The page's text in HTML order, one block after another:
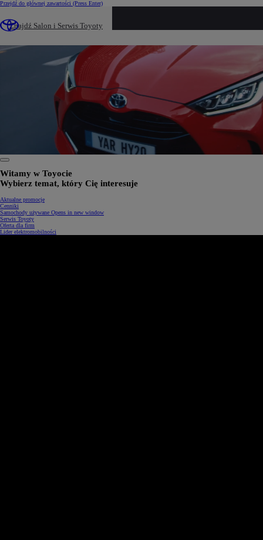
Przejdź do głównej zawartości (Press Enter)
Znajdź Salon i Serwis Toyoty
0:21 / 1:34
Witamy w Toyocie
Wybierz temat, który Cię interesuje
Aktualne promocje
Cenniki
Samochody używane Opens in new window
Serwis Toyoty
Oferta dla firm
Lider elektromobilności